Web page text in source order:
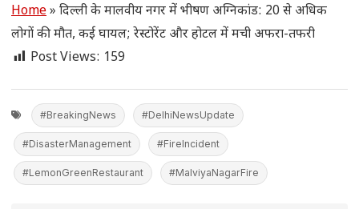
Home» दिल्ली के मालवीय नगर में भीषण अग्निकांड: 20 से अधिक
लोगों की मौत, कई घायल; रेस्टोरेंट और होटल में मची अफरा-तफरी
Post Views: 159
#BreakingNews #DelhiNewsUpdate
#DisasterManagement #FireIncident
#LemonGreenRestaurant #MalviyaNagarFire